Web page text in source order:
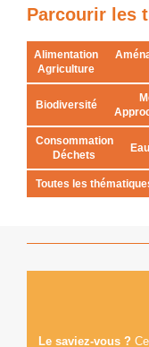
Parcourir les
Alimentation
Agriculture
Biodiversité
Consommation
Déchets
Eau
Toutes les
Le saviez-vous ?